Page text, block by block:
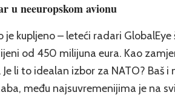
u neeuropskom avionu
je kupljeno – leteći radari
od 450 milijuna eura. Kao
li to idealan izbor za NATO? Baš i
među najsuvremenijima je na